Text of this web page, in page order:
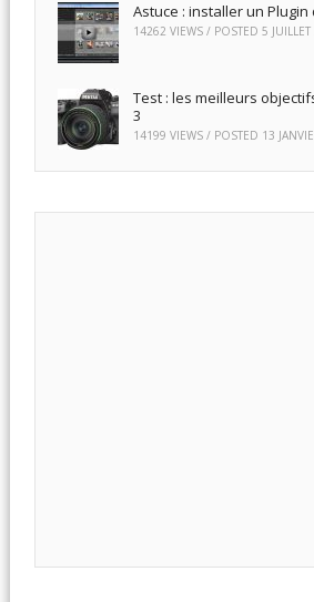
Astuce : installer un Plugin
14262 VIEWS / POSTED 5
Test : les meilleurs
3
14199 VIEWS / POSTED 13